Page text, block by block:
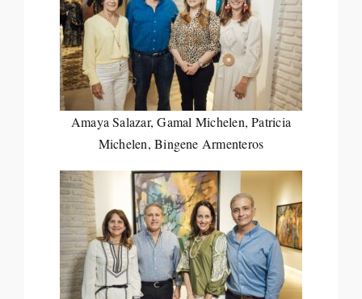
Amaya Salazar, Gamal Michelen, Patricia
Michelen, Bingene Armenteros